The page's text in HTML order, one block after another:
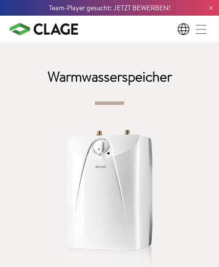
Team-Player gesucht: JETZT BEWERBEN! ×
DE
Warmwasserspeicher